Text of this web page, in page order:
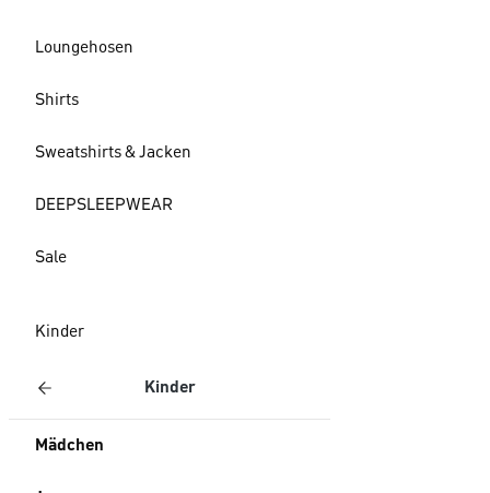
Loungehosen
Shirts
Sweatshirts & Jacken
DEEPSLEEPWEAR
Sale
Kinder
Kinder
Mädchen